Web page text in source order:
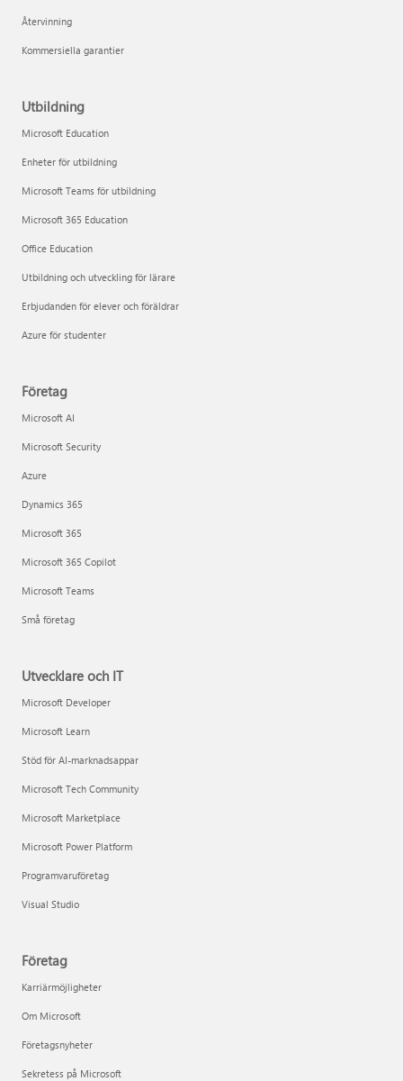
Återvinning
Kommersiella garantier
Utbildning
Microsoft Education
Enheter för utbildning
Microsoft Teams för utbildning
Microsoft 365 Education
Office Education
Utbildning och utveckling för lärare
Erbjudanden för elever och föräldrar
Azure för studenter
Företag
Microsoft AI
Microsoft Security
Azure
Dynamics 365
Microsoft 365
Microsoft 365 Copilot
Microsoft Teams
Små företag
Utvecklare och IT
Microsoft Developer
Microsoft Learn
Stöd för AI-marknadsappar
Microsoft Tech Community
Microsoft Marketplace
Microsoft Power Platform
Programvaruföretag
Visual Studio
Företag
Karriärmöjligheter
Om Microsoft
Företagsnyheter
Sekretess på Microsoft